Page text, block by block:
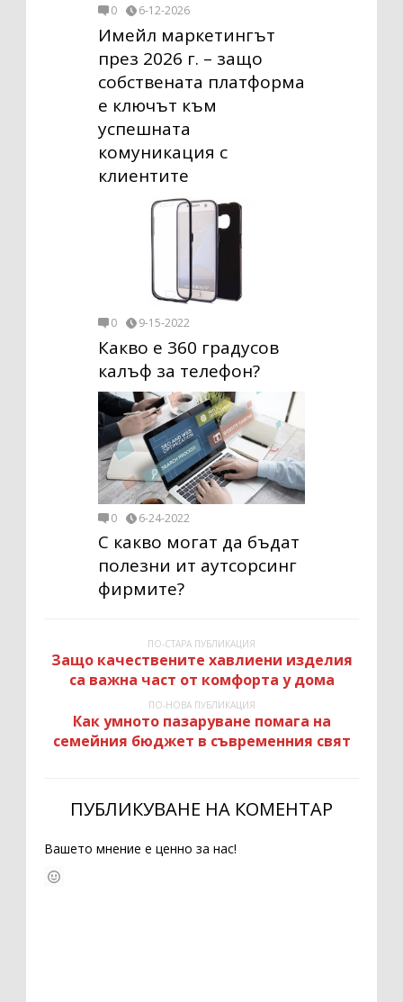
0 6-12-2026
Имейл маркетингът
през 2026 г. – защо
собствената платформа
е ключът към
успешната
комуникация с
клиентите
0 9-15-2022
Какво е 360 градусов
калъф за телефон?
0 6-24-2022
С какво могат да бъдат
полезни ит аутсорсинг
фирмите?
ПО-СТАРА ПУБЛИКАЦИЯ
Защо качествените хавлиени изделия
са важна част от комфорта у дома
ПО-НОВА ПУБЛИКАЦИЯ
Как умното пазаруване помага на
семейния бюджет в съвременния свят
ПУБЛИКУВАНЕ НА КОМЕНТАР
Вашето мнение е ценно за нас!